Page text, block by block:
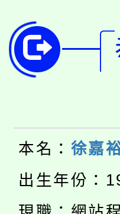
版
公告本
代理(
「2026
桃園
生本土
公告本
代理(
轉知中
本名： 徐嘉
出生年份：